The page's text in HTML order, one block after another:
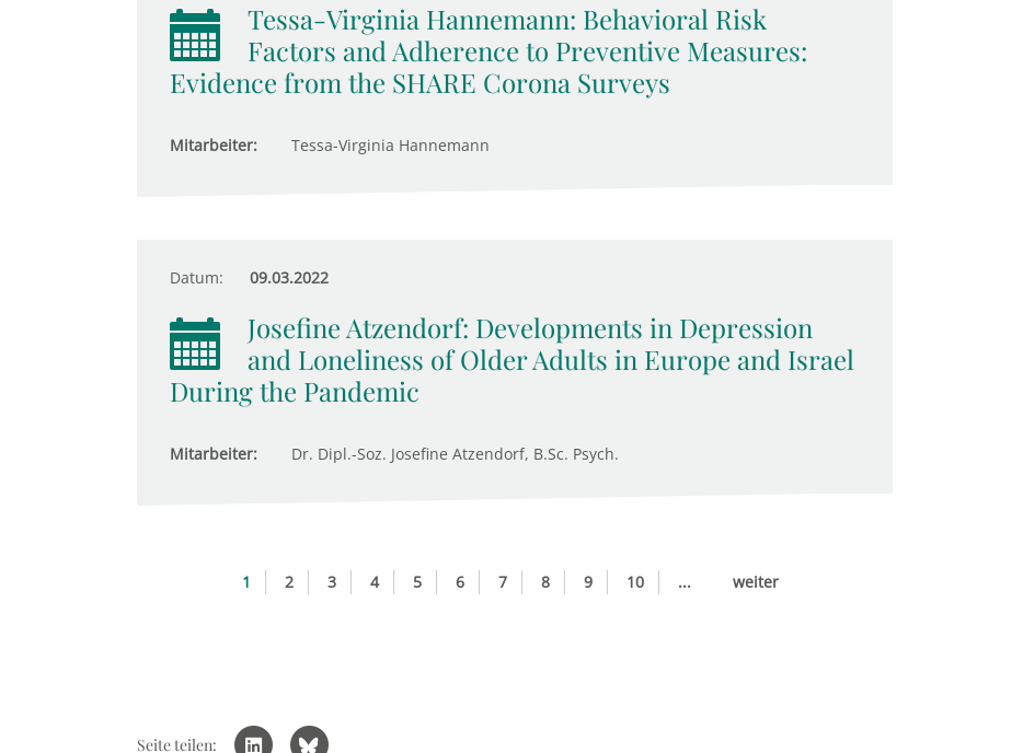
Tessa-Virginia Hannemann: Behavioral Risk
Factors and Adherence to Preventive Measures:
Evidence from the SHARE Corona Surveys
Mitarbeiter: Tessa-Virginia Hannemann
Datum: 09.03.2022
Josefine Atzendorf: Developments in Depression
and Loneliness of Older Adults in Europe and Israel
During the Pandemic
Mitarbeiter: Dr. Dipl.-Soz. Josefine Atzendorf, B.Sc. Psych.
1 2 3 4 5 6 7 8 9 10 ... weiter
Seite teilen: